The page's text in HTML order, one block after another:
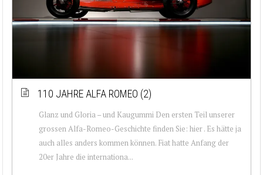
110 JAHRE ALFA ROMEO (2)
Glanz und Gloria – und Kaugummi Den ersten Teil unserer
grossen Alfa-Romeo-Geschichte finden Sie: hier . Es hätte ja
auch alles anders kommen können. Fiat hatte Anfang der
20er Jahre die internationa...